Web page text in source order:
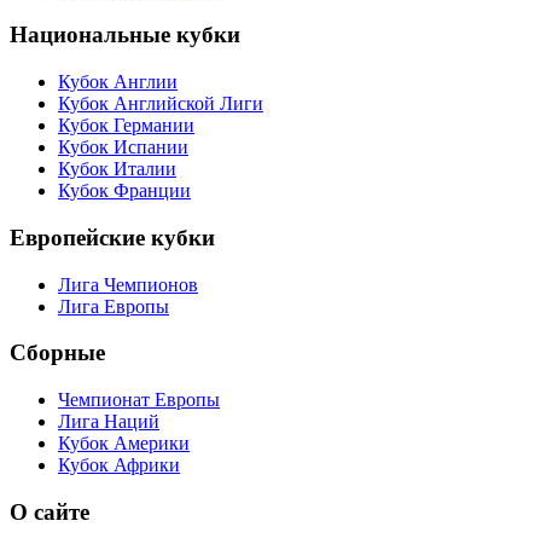
Национальные кубки
Кубок Англии
Кубок Английской Лиги
Кубок Германии
Кубок Испании
Кубок Италии
Кубок Франции
Европейские кубки
Лига Чемпионов
Лига Европы
Сборные
Чемпионат Европы
Лига Наций
Кубок Америки
Кубок Африки
О сайте